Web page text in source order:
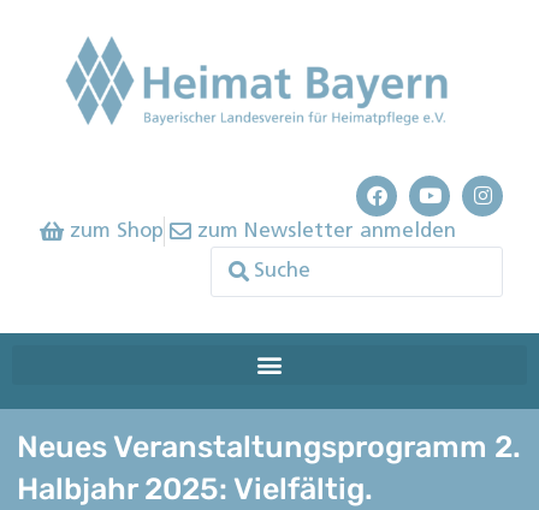
zum Shop zum Newsletter anmelden
Neues Veranstaltungsprogramm 2.
Halbjahr 2025: Vielfältig.